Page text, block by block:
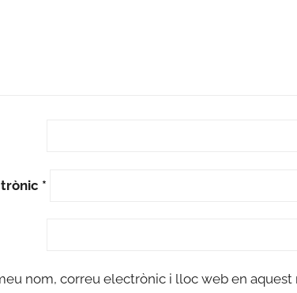
*
nom, correu electrònic i lloc web en